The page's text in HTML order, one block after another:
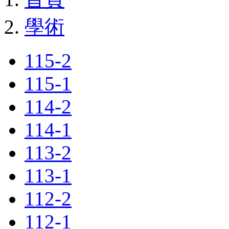
學術
115-2
115-1
114-2
114-1
113-2
113-1
112-2
112-1